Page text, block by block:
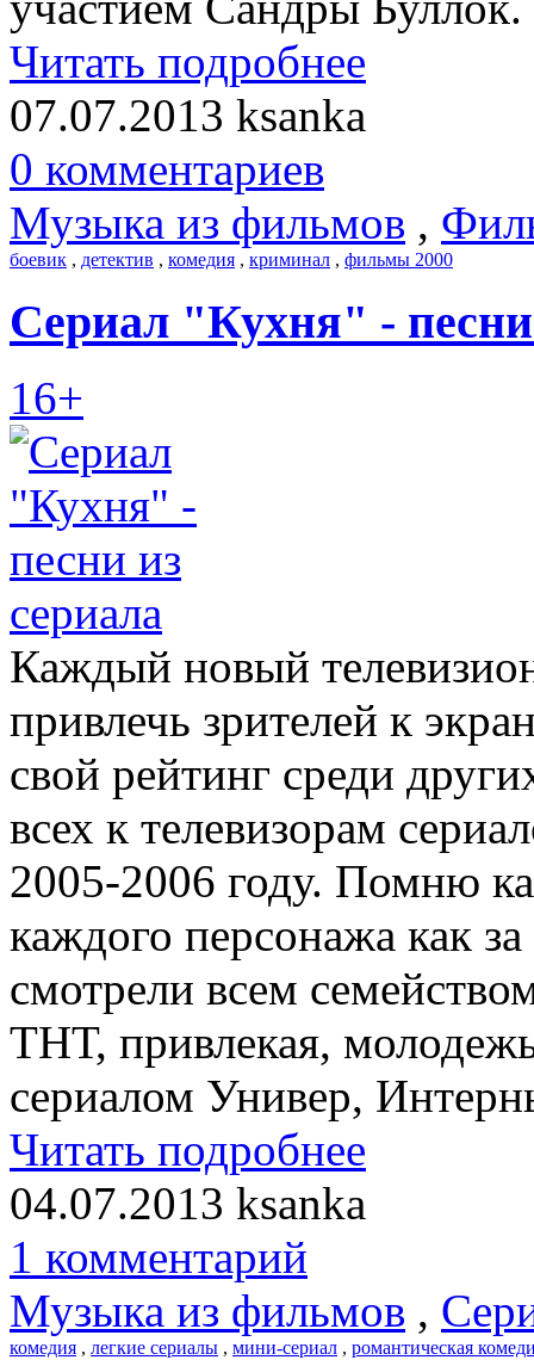
Читать подробнее
07.07.2013 ksanka
0 комментариев
Музыка из фильмов ,
боевик , детектив , комедия , криминал , фильмы 2000
Сериал "Кухня" - песни
16+
Каждый новый
привлечь зрителей к
свой рейтинг среди
всех к телевизорам
2005-2006 году. Помню
каждого персонажа как
смотрели всем
ТНТ, привлекая,
сериалом Универ,
Читать подробнее
04.07.2013 ksanka
1 комментарий
Музыка из фильмов ,
комедия , легкие сериалы , мини-сериал , романтическая